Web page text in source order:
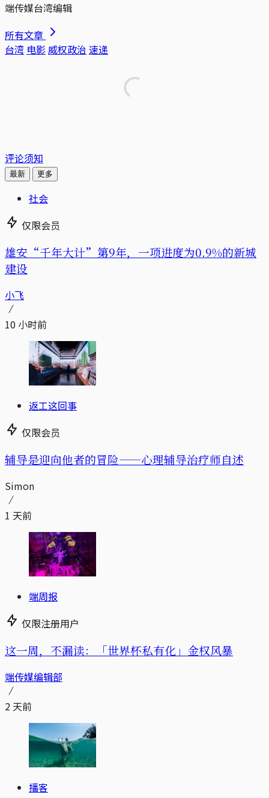
端传媒台湾编辑
所有文章
台湾 电影威权政治 速递
评论须知
最新 更多
社会
仅限会员
雄安“千年大计”第9年，一项进度为0.9%的新城
建设
小飞
10 小时前
返工这回事
仅限会员
辅导是迎向他者的冒险——心理辅导治疗师自述
Simon
1 天前
端周报
仅限注册用户
这一周，不漏读：「世界杯私有化」金权风暴
端传媒编辑部
2 天前
播客